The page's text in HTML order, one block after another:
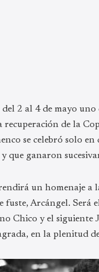
2 al 4 de mayo
de la
se celebró solo
que ganaron
un homenaje a
Arcángel. Será
Chico y el siguiente
en la plenitud